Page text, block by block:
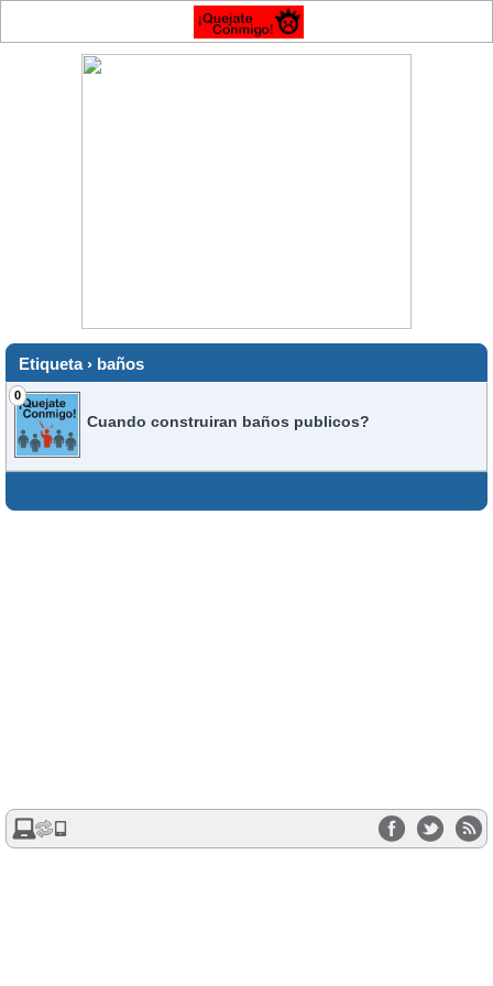
Etiqueta › baños
0
Cuando construiran baños publicos?